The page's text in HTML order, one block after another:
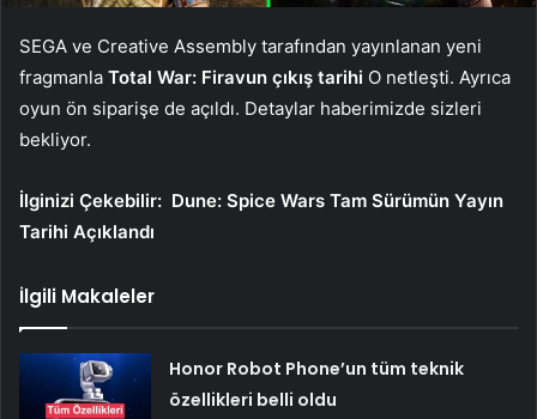
SEGA ve Creative Assembly tarafından yayınlanan yeni
fragmanla Total War: Firavun çıkış tarihi O netleşti. Ayrıca
oyun ön siparişe de açıldı. Detaylar haberimizde sizleri
bekliyor.
İlginizi Çekebilir: Dune: Spice Wars Tam Sürümün Yayın
Tarihi Açıklandı
İlgili Makaleler
Honor Robot Phone’un tüm teknik
özellikleri belli oldu